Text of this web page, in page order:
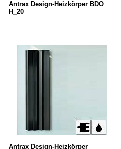
Antrax Design-Heizkörper BDO
H_20
Antrax Design-Heizkörper